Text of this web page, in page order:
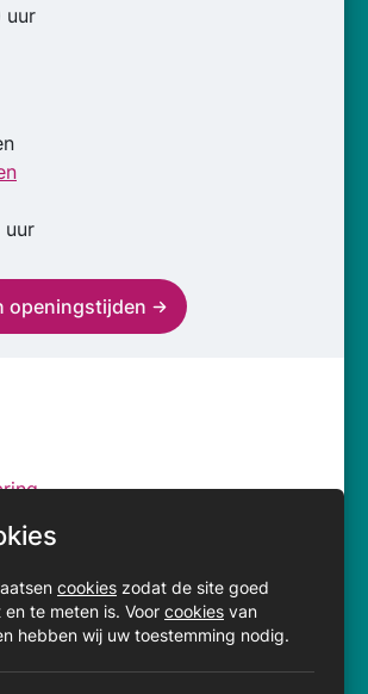
uur
uur
openingstijden
cookies zodat de site goed
te meten is. Voor cookies van
hebben wij uw toestemming nodig.